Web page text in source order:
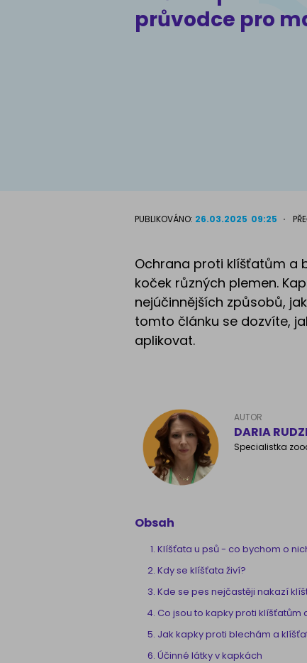
průvodce pro
PUBLIKOVÁNO: 26.03.2025 09:25
Ochrana proti klíšťatům a
koček různých plemen.
nejúčinnějších způsobů,
tomto článku se dozvíte,
aplikovat.
AUTOR
DARIA
Specialistka
Obsah
Klíšťata u psů - co bychom o
Kdy se klíšťata živí?
Kde se pes nejčastěji nakazí
Co jsou to kapky proti klíšťatům
Jak kapky proti blechám a
Účinné látky v kapkách